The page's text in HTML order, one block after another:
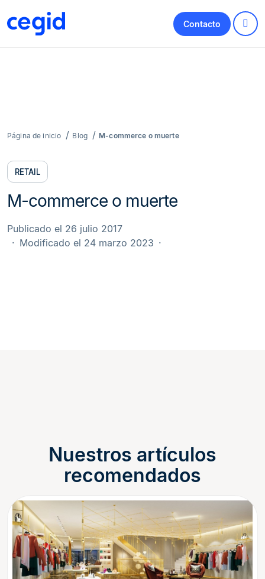
Contacto
Página de inicio Blog M-commerce o muerte
RETAIL
M-commerce o muerte
Publicado el 26 julio 2017
Modificado el 24 marzo 2023
Nuestros artículos
recomendados